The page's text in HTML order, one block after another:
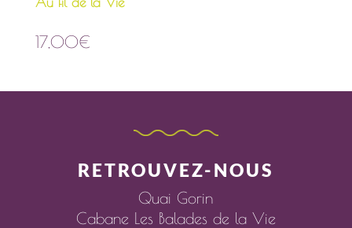
17,00€
RETROUVEZ-NOUS
Quai Gorin
Cabane Les Balades de la Vie